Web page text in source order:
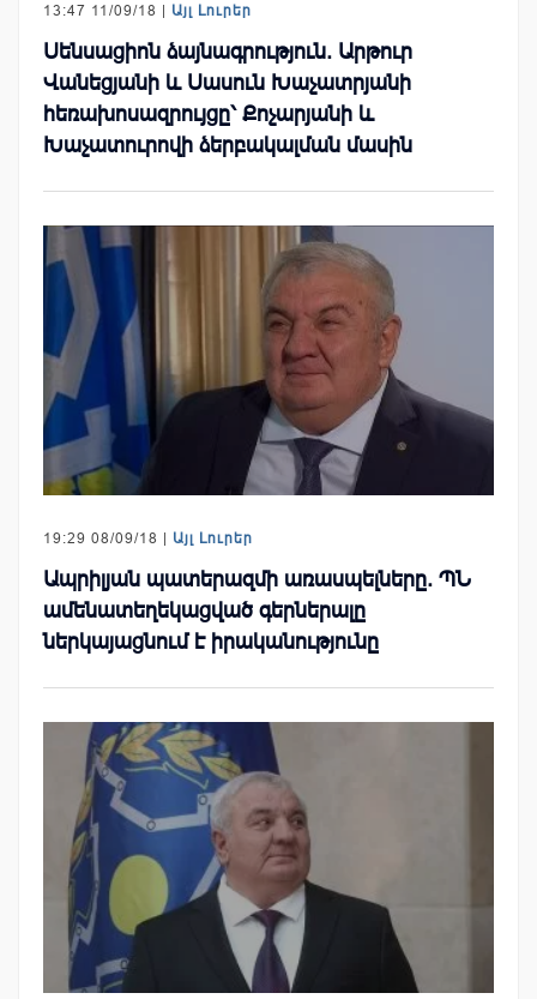
13:47 11/09/18 | Այլ Լուրեր
Սենսացիոն ձայնագրություն. Արթուր
Վանեցյանի և Սասուն Խաչատրյանի
հեռախոսազրույցը՝ Քոչարյանի և
Խաչատուրովի ձերբակալման մասին
19:29 08/09/18 | Այլ Լուրեր
Ապրիլյան պատերազմի առասպելները. ՊՆ
ամենատեղեկացված գերներալը
ներկայացնում է իրականությունը